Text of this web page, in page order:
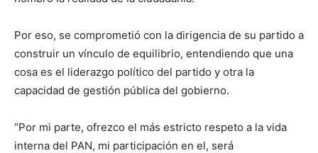
Por eso, se comprometió con la dirigencia de su partido a
construir un vínculo de equilibrio, entendiendo que una
cosa es el liderazgo político del partido y otra la
capacidad de gestión pública del gobierno.
“Por mi parte, ofrezco el más estricto respeto a la vida
interna del PAN, mi participación en el, será